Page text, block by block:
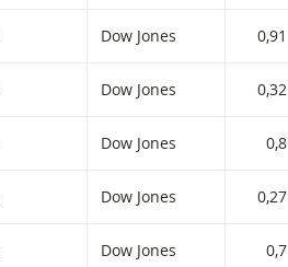
Dow Jones 0,91
Dow Jones 0,32
Dow Jones 0,8
Dow Jones 0,27
Dow Jones 0,7